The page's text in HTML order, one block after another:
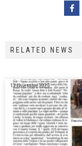
RELATED NEWS
13 Novembre 2025